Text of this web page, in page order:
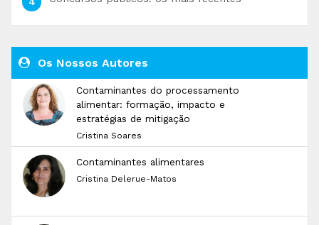
Os Nossos Autores
Contaminantes do processamento
alimentar: formação, impacto e
estratégias de mitigação
Cristina Soares
Contaminantes alimentares
Cristina Delerue-Matos